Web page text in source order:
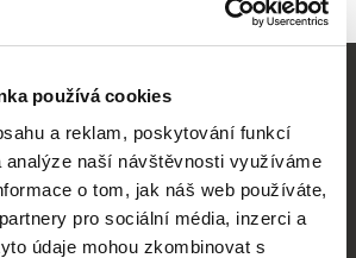
používá cookies
a reklam, poskytování funkcí
analýze naší návštěvnosti využíváme
o tom, jak náš web používáte,
pro sociální média, inzerci a
údaje mohou zkombinovat s
Vaše online
kino
festivalové filmy
každý týden